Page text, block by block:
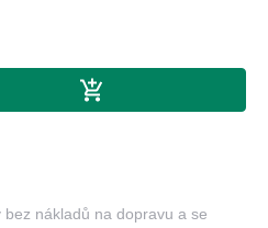
nákladů na dopravu a se